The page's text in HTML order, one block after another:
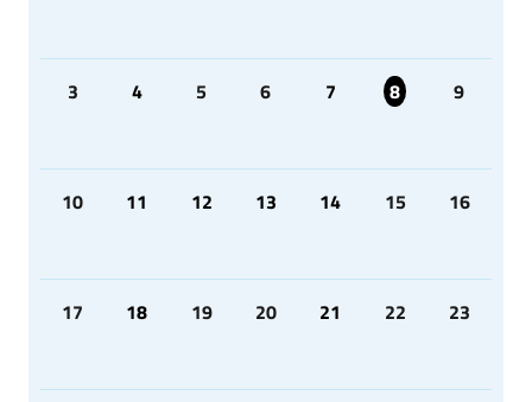
3 4 5 6 7 8 9
10 11 12 13 14 15 16
17 18 19 20 21 22 23